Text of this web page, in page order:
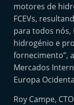
motores de
FCEVs,
para todos
hidrogénio e
fornecimento”,
Mercados
Europa
Roy Campe,